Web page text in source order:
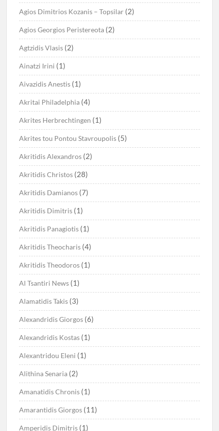
Agios Dimitrios Kozanis – Topsilar (2)
Agios Georgios Peristereota (2)
Agtzidis Vlasis (2)
Ainatzi Irini (1)
Aivazidis Anestis (1)
Akritai Philadelphia (4)
Akrites Herbrechtingen (1)
Akrites tou Pontou Stavroupolis (5)
Akritidis Alexandros (2)
Akritidis Christos (28)
Akritidis Damianos (7)
Akritidis Dimitris (1)
Akritidis Panagiotis (1)
Akritidis Theocharis (4)
Akritidis Theodoros (1)
Al Tsantiri News (1)
Alamatidis Takis (3)
Alexandridis Giorgos (6)
Alexandridis Kostas (1)
Alexantridou Eleni (1)
Alithina Senaria (2)
Amanatidis Chronis (1)
Amarantidis Giorgos (11)
Amperidis Dimitris (1)